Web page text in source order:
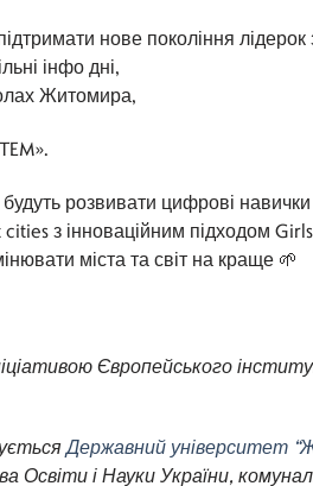
нове покоління
інфо дні,
Житомира,
розвивати цифрові
з інноваційним підходом
міста та світ на краще 🌱
Європейського
Державний університет
Освіти і Науки України,